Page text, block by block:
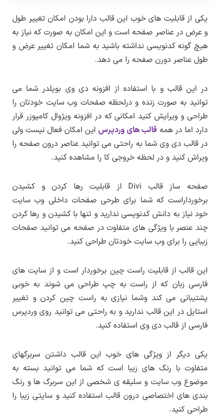
یکی از قابلیت های خوب این قالب دارا بودن امکان تغییر طول
و عرض در عناصر صفحه است و این امکان به صورت که نیاز به
هیچ گونه کدنویسی نداشته باشید به شما امکان تغییر عرض و
طول عناصر دورن صفحه را می دهد.
در این قالب و با استفاده از افزونه دی وی بویلدر شما می
توانید به صورت زنده و درلحظه صفحات وب سایت خودتان را
طراحی و ویرایش کنید امکانی که در افزونه ویژوال کامپوزر قرار
دارد اما در همه قالب های وردپرساین امکان فعال نیست ولی
در قالب دی وی شما به راحتی می توانید عناصر درون صفحه را
ویراش کنید و در لحظه خروجی کا را مشاهده کنید.
صفحه ساز قالب Divi از قابلیت رها کردن و کشیدن
برخورداراست که شما برای طرحی صفحات داخلی وب سایت
خود نیاز به دانش کدنویسی ندارید و تنها با کشیدن و رها کردن
چند عنصر با ویژگی های متفاوت در صفحه می توانید صفحات
زیبایی را برای وب سایت خودتان طراحی کنید.
این قالب از قابلیت راست چین برخوردار است و از سایت های
فارسی زبان که از راست به چپ طراحی می شوند به خوبی
پشتیبانی می کند وشما نیازی به راست چین کردن و تغییر
استایل در این قالب ندارید و به راحتی می توانید روی وردپرس
فارسی از قالب دی وی استفاده کنید.
یکی دیگر از ویژگی های خوب این قالب داشتن سربرگهای
متفاوت با رنگ های زیبا است که شما می توانید بسته به
موضوع وب سایت و سلیقه ی شخصی از این سربرگ ها و رنگ
بندی های اختصاصی درون قالب استفاده کنید و سایتی زیبا را
طراحی کنید.